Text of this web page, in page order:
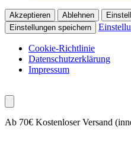
Akzeptieren Ablehnen
Einstellungen speichern
Cookie-Richtlinie
Datenschutzerklärung
Impressum
Ab 70€ Kostenloser Versand